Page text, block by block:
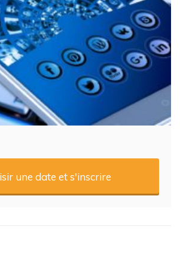
une date et s'inscrire